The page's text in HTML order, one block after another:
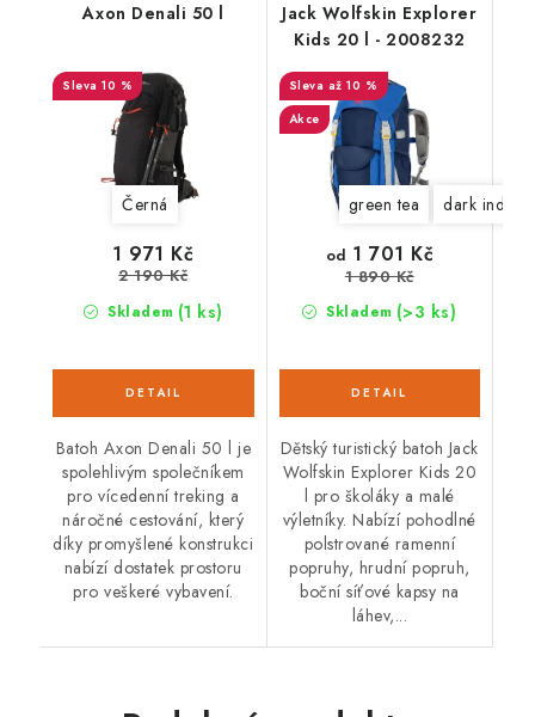
Axon Denali 50 l
10 %
Černá
Skladem (1 ks)
1 971 Kč
2 190 Kč
Batoh Axon Denali 50 l je
spolehlivým společníkem
pro vícedenní treking a
náročné cestování, který
díky promyšlené konstrukci
nabízí dostatek prostoru
pro veškeré vybavení.
Jack Wolfskin Explorer
Kids 20 l - 2008232
až 10 %
Akce
green tea dark indigo
Skladem (>3 ks)
od 1 701 Kč
1 890 Kč
Dětský turistický batoh Jack
Wolfskin Explorer Kids 20
l pro školáky a malé
výletníky. Nabízí pohodlné
polstrované ramenní
popruhy, hrudní popruh,
boční síťové kapsy na
láhev,...